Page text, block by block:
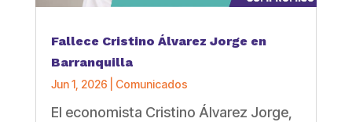
Fallece Cristino Álvarez Jorge en
Barranquilla
Jun 1, 2026 Comunicados
El economista Cristino Álvarez Jorge,